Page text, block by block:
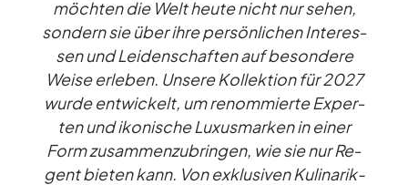
möch­ten die Welt heute nicht nur se­hen,
son­dern sie über ihre per­sön­li­chen In­ter­es­
sen und Lei­den­schaf­ten auf be­son­dere
Weise er­le­ben. Un­sere Kol­lek­tion für 2027
wurde ent­wi­ckelt, um re­nom­mierte Ex­per­
ten und iko­ni­sche Lu­xus­mar­ken in ei­ner
Form zu­sam­men­zu­brin­gen, wie sie nur Re­
gent bie­ten kann. Von ex­klu­si­ven Ku­li­na­rik-